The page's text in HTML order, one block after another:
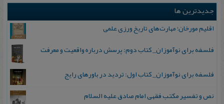
جدیدترین ها
اقلیم مورخان؛ مهارت‌های تاریخ ورزی علمی
فلسفه برای نوآموزان_ کتاب دوم: پرسش درباره واقعیت و معرفت
فلسفه برای نوآموزان_ کتاب اول: تردید در باورهای رایج
نص و تفسیر مکتب فقهی امام صادق علیه السلام